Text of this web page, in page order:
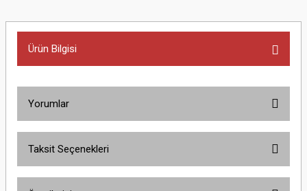
Ürün Bilgisi
Yorumlar
Taksit Seçenekleri